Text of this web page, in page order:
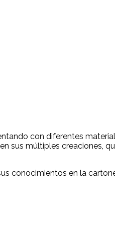
con diferentes
sus múltiples creaciones,
conocimientos en la